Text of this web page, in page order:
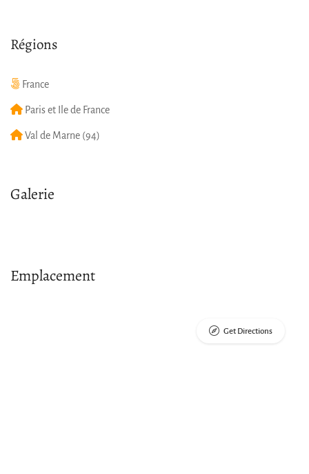
Régions
France
Paris et Ile de France
Val de Marne (94)
Galerie
Emplacement
Get Directions